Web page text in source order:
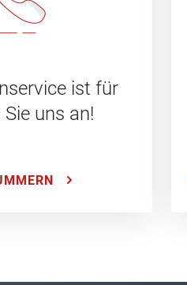
ist für
uns an!